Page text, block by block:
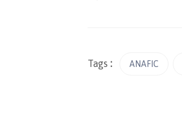
Tags : ANAFIC